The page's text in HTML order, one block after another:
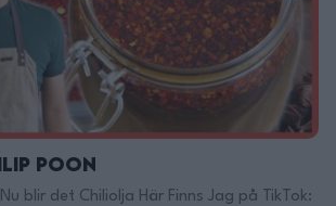
MIN KÖKSUTRUSTNING:
jag!: https://adtr.co/YbViUB
adtr.co/slFyk3 Brödkniv:
Bästa kniv setet:
Lång trancherkniv:
Dunderkniv: …Continued
Poon
blir det Chiliolja Här Finns Jag på TikTok: